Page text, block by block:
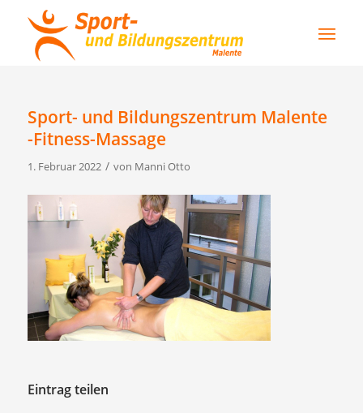
Sport- und Bildungszentrum Malente
-Fitness-Massage
1. Februar 2022 / von Manni Otto
Eintrag teilen